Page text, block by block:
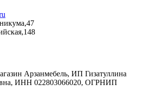
Арзанмебель, ИП Гизатуллина
ИНН 022803066020, ОГРНИП